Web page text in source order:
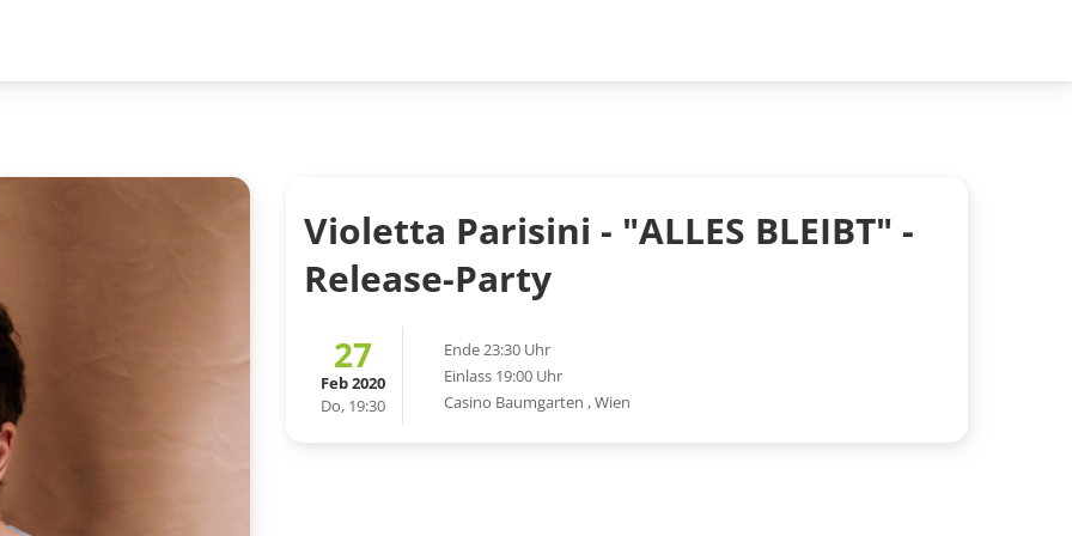
Violetta Parisini - "ALLES BLEIBT" -
Release-Party
27
Feb 2020
Do, 19:30
Ende 23:30 Uhr
Einlass 19:00 Uhr
Casino Baumgarten ,Wien